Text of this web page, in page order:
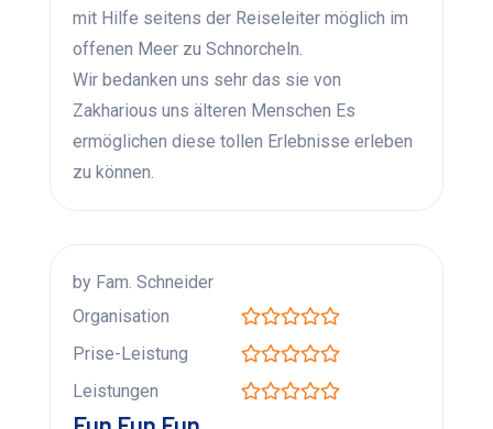
mit Hilfe seitens der Reiseleiter möglich im
offenen Meer zu Schnorcheln.
Wir bedanken uns sehr das sie von
Zakharious uns älteren Menschen Es
ermöglichen diese tollen Erlebnisse erleben
zu können.
by Fam. Schneider
Organisation
Prise-Leistung
Leistungen